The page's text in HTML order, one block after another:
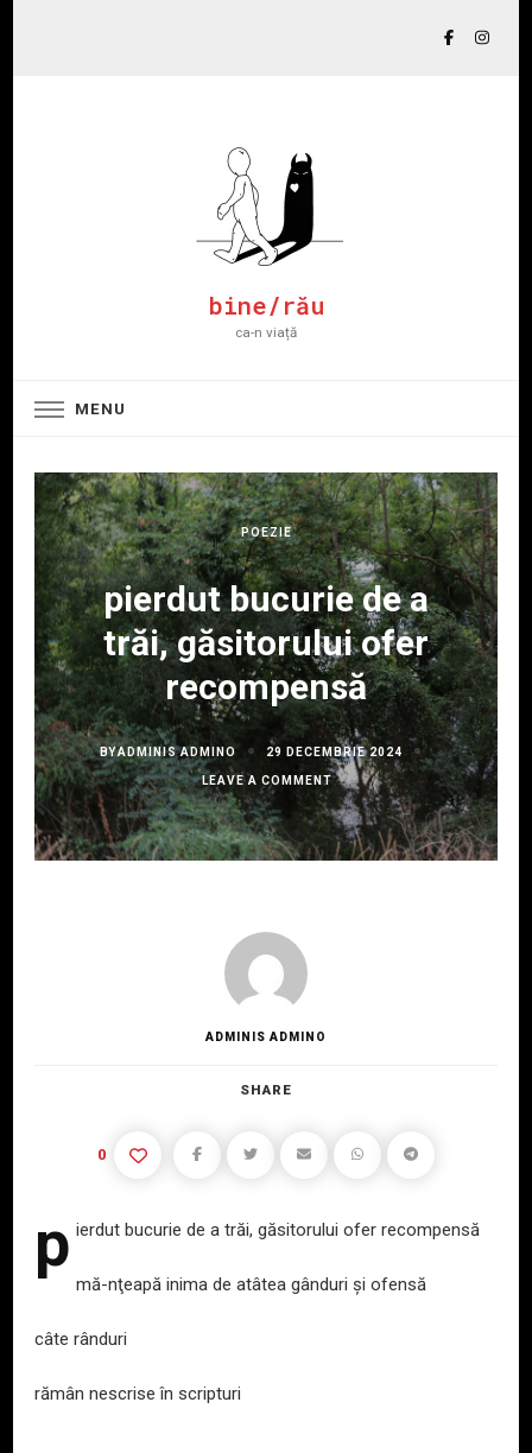
bine/rău
ca-n viață
MENU
POEZIE
pierdut bucurie de a
trăi, găsitorului ofer
recompensă
BYADMINIS ADMINO 29 DECEMBRIE 2024
LEAVE A COMMENTON
PIERDUT
BUCURIE
DE
A
TRĂI,
ADMINIS ADMINO
SHARE
0
p ierdut bucurie de a trăi, găsitorului ofer recompensă
mă-nţeapă inima de atâtea gânduri şi ofensă
câte rânduri
rămân nescrise în scripturi